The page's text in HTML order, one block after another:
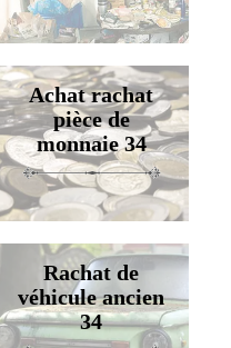
Achat rachat
pièce de
monnaie 34
Rachat de
véhicule ancien
34